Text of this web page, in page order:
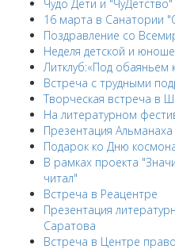
Чудо Дети и "ЧуДетство"
16 марта в Санатории
Поздравление со
Неделя детской и
Литклуб:«Под обаяньем
Встреча с трудными
Творческая встреча в
На литературном
Презентация
Подарок ко Дню
В рамках проекта
читал"
Встреча в Реацентре
Презентация
Саратова
Встреча в Центре